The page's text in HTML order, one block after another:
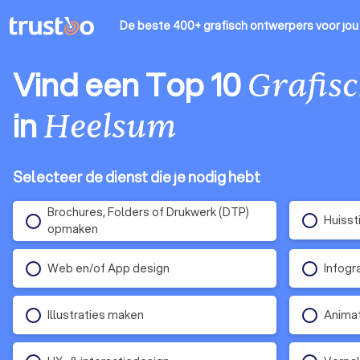
De beste 400+ grafisch ontwerpersvoor jou
Vind een Top 10
inHeelsum
Selecteer de dienst die je nodig hebt
Brochures, Folders of Drukwerk (DTP)
opmaken
Web en/of App design
Illustraties maken